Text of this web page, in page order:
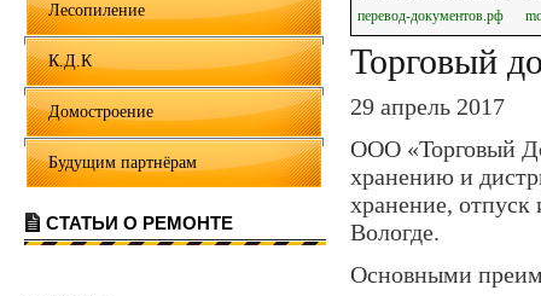
Лесопиление
К.Д.К
Домостроение
Будущим партнёрам
СТАТЬИ О РЕМОНТЕ
перевод-документов.рф
Торговый
29 апрель 2017
ООО «Торговый
хранению и
хранение, отпуск
Вологде.
Основными